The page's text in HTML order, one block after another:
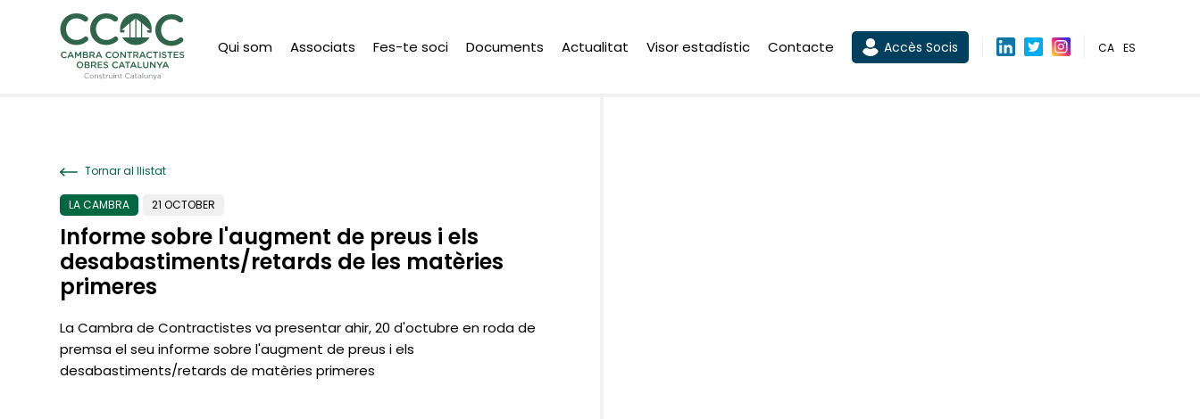
Qui som Associats Fes-te soci Documents Actualitat Visor estadístic Contacte Accès Socis CA ES
Tornar al llistat
LA CAMBRA 21 OCTOBER
Informe sobre l'augment de preus i els
desabastiments/retards de les matèries
primeres
La Cambra de Contractistes va presentar ahir, 20 d'octubre en roda de
premsa el seu informe sobre l'augment de preus i els
desabastiments/retards de matèries primeres